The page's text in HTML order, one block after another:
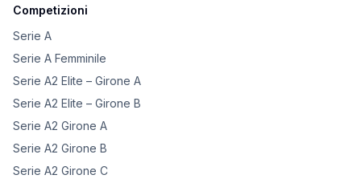
Competizioni
Serie A
Serie A Femminile
Serie A2 Elite – Girone A
Serie A2 Elite – Girone B
Serie A2 Girone A
Serie A2 Girone B
Serie A2 Girone C